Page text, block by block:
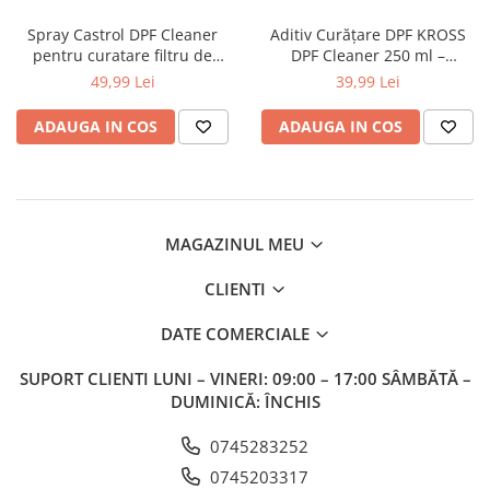
Spray Castrol DPF Cleaner
pentru curatare filtru de
particule 400 ml
49,99 Lei
ADAUGA IN COS
Aditiv Curățare DPF KROSS
DPF Cleaner 250 ml –
Regenerare Filtru de Particule
39,99 Lei
ADAUGA IN COS
MAGAZINUL MEU
CLIENTI
DATE COMERCIALE
SUPORT CLIENTI LUNI – VINERI: 09:00 – 17:00 SÂMBĂTĂ –
DUMINICĂ: ÎNCHIS
0745283252
0745203317